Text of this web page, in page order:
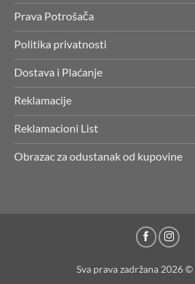
Prava Potrošača
Politika privatnosti
Dostava i Plaćanje
Reklamacije
Reklamacioni List
Obrazac za odustanak od kupovine
Sva prava zadržana 2026 ©